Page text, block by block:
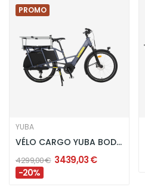
PROMO
YUBA
VÉLO CARGO YUBA BODA BODA - FAMILY ÉDITION
4 299,00 € 3 439,03 €
-20%